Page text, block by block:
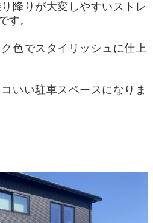
降りが大変しやすいストレ
す。
色でスタイリッシュに仕上
いい駐車スペースになりま